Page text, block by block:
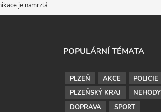
je namrzlá
POPULÁRNÍ TÉMATA
PLZEŇ AKCE
POLICIE
PLZEŇSKÝ KRAJ
NEHODY
DOPRAVA
SPORT